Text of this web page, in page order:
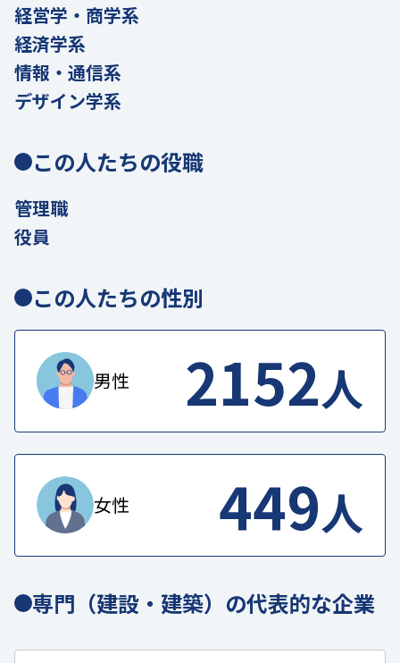
経営学・商学系
経済学系
情報・通信系
デザイン学系
この人たちの役職
管理職
役員
この人たちの性別
男性 2152人
女性 449人
専門（建設・建築）の代表的な企業